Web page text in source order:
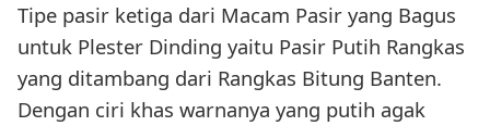
Tipe pasir ketiga dari Macam Pasir yang Bagus
untuk Plester Dinding yaitu Pasir Putih Rangkas
yang ditambang dari Rangkas Bitung Banten.
Dengan ciri khas warnanya yang putih agak